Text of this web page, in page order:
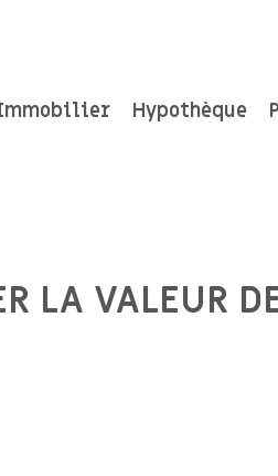
Hypothèque
LA VALEUR